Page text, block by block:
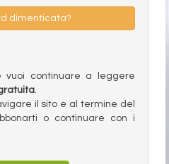
dimenticata?
vuoi continuare a leggere
.
il sito e al termine del
o continuare con i